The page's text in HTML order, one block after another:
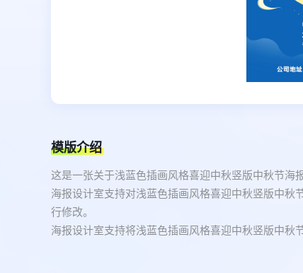
模版介绍
这是一张关于浅蓝色插画风格喜迎中秋竖版中秋节海
海报设计室支持对浅蓝色插画风格喜迎中秋竖版中
行修改。
海报设计室支持将浅蓝色插画风格喜迎中秋竖版中秋